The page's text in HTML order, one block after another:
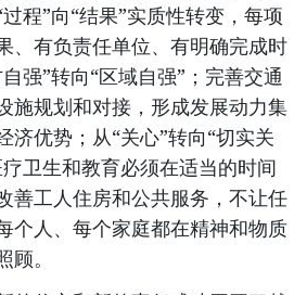
程”向“结果”实质性转变，每项
、有负责任单位、有明确完成时
强”转向“区域自强”；完善交通
规划和对接，形成发展动力集
济优势；从“关心”转向“切实关
卫生和教育必须在适当的时间
善工人住房和公共服务，不让任
个人、每个家庭都在精神和物质
。